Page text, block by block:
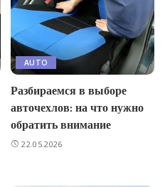
AUTO
Разбираемся в выборе
авточехлов: на что нужно
обратить внимание
22.05.2026